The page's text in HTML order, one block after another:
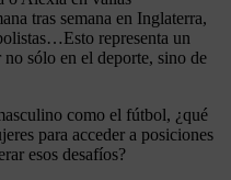
tras semana en Inglaterra,
representa un
sólo en el deporte, sino de
como el fútbol, ¿qué
para acceder a posiciones
esos desafíos?